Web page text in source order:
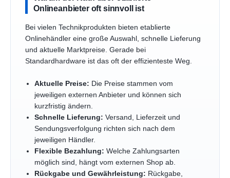
Onlineanbieter oft sinnvoll ist
Bei vielen Technikprodukten bieten etablierte
Onlinehändler eine große Auswahl, schnelle Lieferung
und aktuelle Marktpreise. Gerade bei
Standardhardware ist das oft der effizienteste Weg.
Aktuelle Preise: Die Preise stammen vom
jeweiligen externen Anbieter und können sich
kurzfristig ändern.
Schnelle Lieferung: Versand, Lieferzeit und
Sendungsverfolgung richten sich nach dem
jeweiligen Händler.
Flexible Bezahlung: Welche Zahlungsarten
möglich sind, hängt vom externen Shop ab.
Rückgabe und Gewährleistung: Rückgabe,